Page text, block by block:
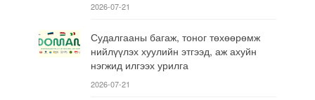
2026-07-21
Судалгааны багаж, тоног төхөөрөмж
нийлүүлэх хуулийн этгээд, аж ахуйн
нэгжид илгээх урилга
2026-07-21